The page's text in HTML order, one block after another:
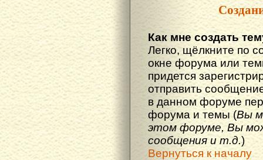
Как мне создать
Легко, щёлкните по
окне форума или
придется
отправить
в данном форуме
форума и темы (Вы
этом форуме, Вы
сообщения и т.д.)
Вернуться к началу